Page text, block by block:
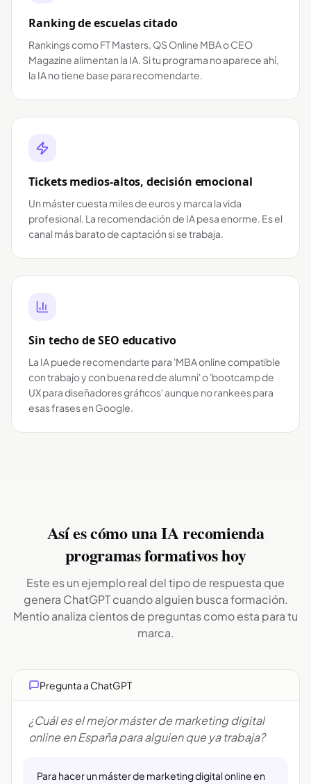
Ranking de escuelas citado
Rankings como FT Masters, QS Online MBA o CEO
Magazine alimentan la IA. Si tu programa no aparece ahí,
la IA no tiene base para recomendarte.
Tickets medios-altos, decisión emocional
Un máster cuesta miles de euros y marca la vida
profesional. La recomendación de IA pesa enorme. Es el
canal más barato de captación si se trabaja.
Sin techo de SEO educativo
La IA puede recomendarte para 'MBA online compatible
con trabajo y con buena red de alumni' o 'bootcamp de
UX para diseñadores gráficos' aunque no rankees para
esas frases en Google.
Así es cómo una IA recomienda
programas formativos hoy
Este es un ejemplo real del tipo de respuesta que
genera ChatGPT cuando alguien busca formación.
Mentio analiza cientos de preguntas como esta para tu
marca.
Pregunta a ChatGPT
¿Cuál es el mejor máster de marketing digital
online en España para alguien que ya trabaja?
Para hacer un máster de marketing digital online en